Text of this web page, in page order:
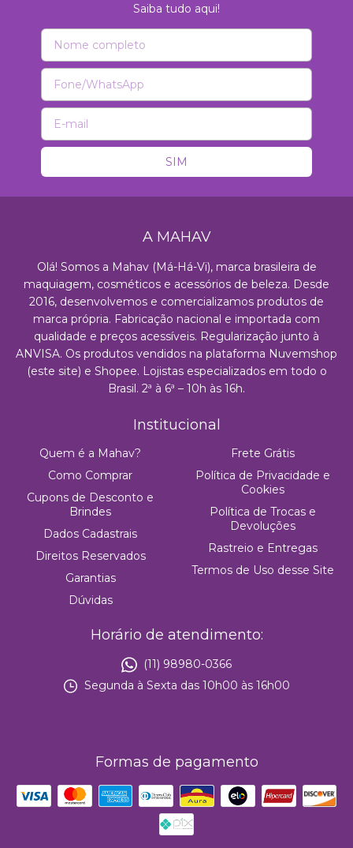
Saiba tudo aqui!
A MAHAV
Olá! Somos a Mahav (Má-Há-Vi), marca brasileira de
maquiagem, cosméticos e acessórios de beleza. Desde
2016, desenvolvemos e comercializamos produtos de
marca própria. Fabricação nacional e importada com
qualidade e preços acessíveis. Regularização junto à
ANVISA. Os produtos vendidos na plataforma Nuvemshop
(este site) e Shopee. Lojistas especializados em todo o
Brasil. 2ª à 6ª – 10h às 16h.
Institucional
Quem é a Mahav?
Como Comprar
Cupons de Desconto e
Brindes
Dados Cadastrais
Direitos Reservados
Garantias
Dúvidas
Frete Grátis
Política de Privacidade e
Cookies
Política de Trocas e
Devoluções
Rastreio e Entregas
Termos de Uso desse Site
Horário de atendimento:
(11) 98980-0366
Segunda à Sexta das 10h00 às 16h00
Formas de pagamento